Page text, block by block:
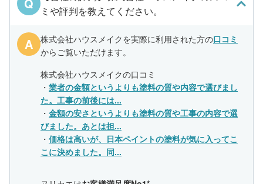
ミや評判を教えてください。
A 株式会社ハウスメイクを実際に利用された方の口コミ
からご覧いただけます。
株式会社ハウスメイクの口コミ
・ 業者の金額というよりも塗料の質や内容で選びまし
た。工事の前後には...
・ 金額の安さというよりも塗料の質や工事の内容で選
びました。あとは担...
・ 価格は高いが、日本ペイントの塗料が気に入ってこ
こに決めました。同...